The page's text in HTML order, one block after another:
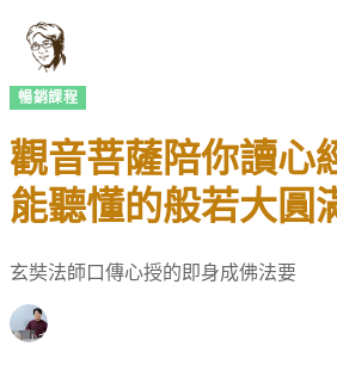
暢銷課程
觀音菩薩陪你讀
能聽懂的般若大圓
玄奘法師口傳心授的即身成佛法要